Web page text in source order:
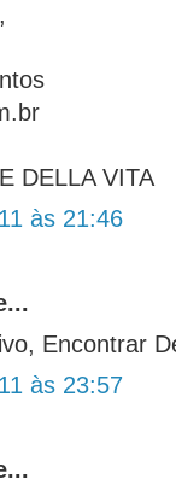
DELLA VITA
às 21:46
Encontrar
às 23:57